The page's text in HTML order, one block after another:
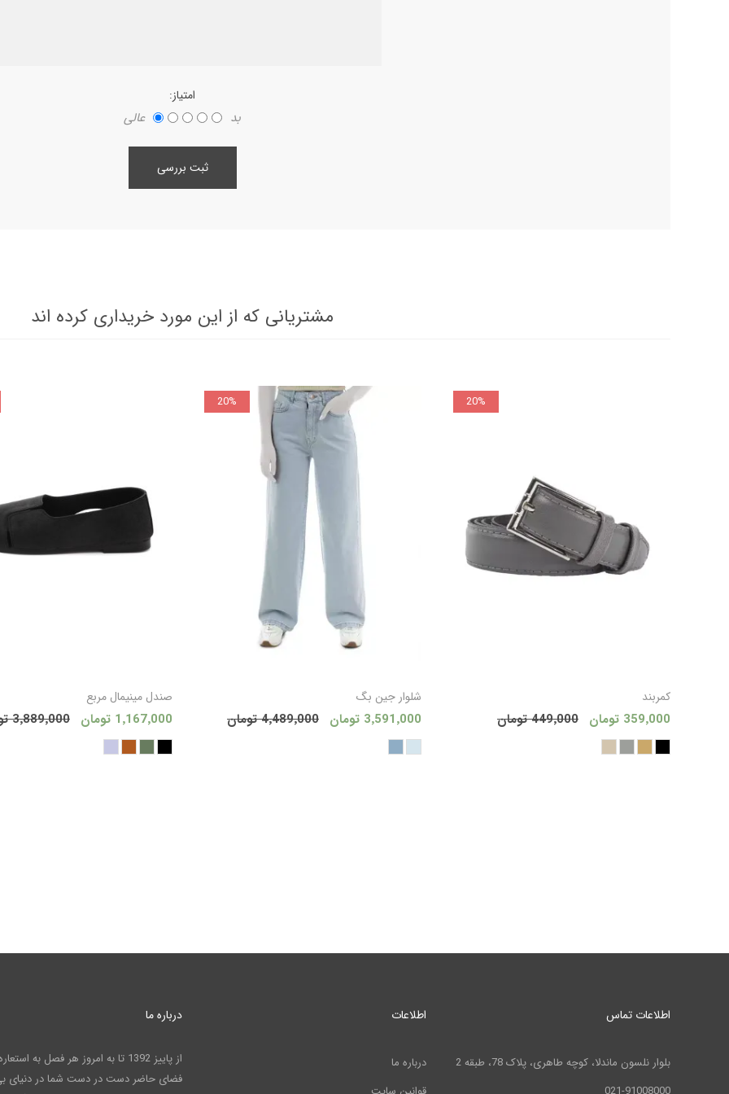
امتیاز:
بد عالی
ثبت بررسی
مشتریانی که از این مورد خریداری کرده اند
20%
خرید
کمربند
359٬000 تومان 449٬000 تومان
20%
خرید
شلوار جین بگ
3٬591٬000 تومان 4٬489٬000 تومان
خرید
صندل مینیمال مربع
1٬167٬000 تومان 3٬889٬000 تومان
اطلاعات تماس
بلوار نلسون ماندلا، کوچه طاهری، پلاک 78، طبقه 2
اطلاعات
درباره ما
درباره ما
از پاییز 1392 تا به امروز هر فصل به
فضای حاضر دست در دست شما در دنیای